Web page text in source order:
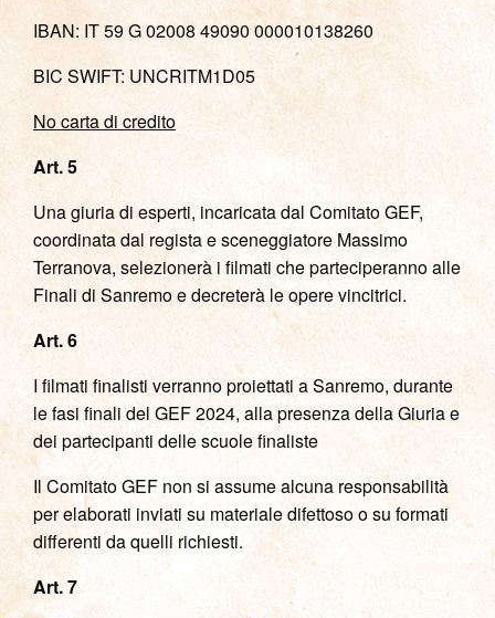
IBAN: IT 59 G 02008 49090 000010138260
BIC SWIFT: UNCRITM1D05
No carta di credito
Art. 5
Una giuria di esperti, incaricata dal Comitato GEF,
coordinata dal regista e sceneggiatore Massimo
Terranova, selezionerà i filmati che parteciperanno alle
Finali di Sanremo e decreterà le opere vincitrici.
Art. 6
I filmati finalisti verranno proiettati a Sanremo, durante
le fasi finali del GEF 2024, alla presenza della Giuria e
dei partecipanti delle scuole finaliste
Il Comitato GEF non si assume alcuna responsabilità
per elaborati inviati su materiale difettoso o su formati
differenti da quelli richiesti.
Art. 7